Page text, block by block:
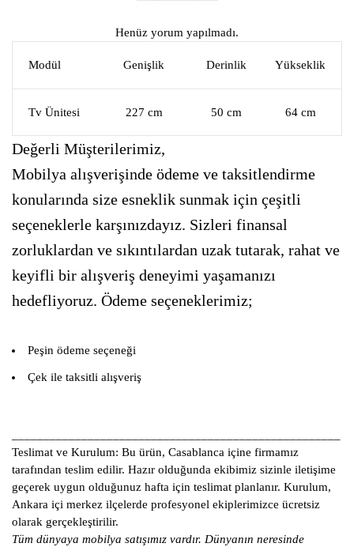
Henüz yorum yapılmadı.
Modül Genişlik Derinlik Yükseklik
Tv Ünitesi 227 cm 50 cm 64 cm
Değerli Müşterilerimiz,
Mobilya alışverişinde ödeme ve taksitlendirme
konularında size esneklik sunmak için çeşitli
seçeneklerle karşınızdayız. Sizleri finansal
zorluklardan ve sıkıntılardan uzak tutarak, rahat ve
keyifli bir alışveriş deneyimi yaşamanızı
hedefliyoruz. Ödeme seçeneklerimiz;
Peşin ödeme seçeneği
Çek ile taksitli alışveriş
Teslimat ve Kurulum: Bu ürün, Casablanca içine firmamız
tarafından teslim edilir. Hazır olduğunda ekibimiz sizinle iletişime
geçerek uygun olduğunuz hafta için teslimat planlanır. Kurulum,
Ankara içi merkez ilçelerde profesyonel ekiplerimizce ücretsiz
olarak gerçekleştirilir.
Tüm dünyaya mobilya satışımız vardır. Dünyanın neresinde